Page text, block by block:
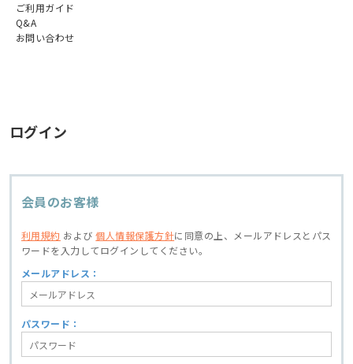
ご利用ガイド
Q&A
お問い合わせ
ログイン
会員のお客様
利用規約 および個人情報保護方針に同意の上、
メールアドレスとパス
ワードを入力してログインしてください。
メールアドレス：
パスワード：